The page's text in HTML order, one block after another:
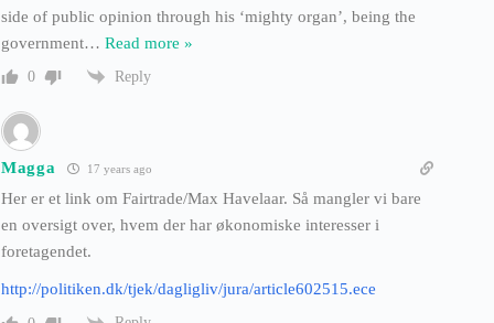
side of public opinion through his ‘mighty organ’, being the
government… Read more »
0 Reply
Magga 17 years ago
Her er et link om Fairtrade/Max Havelaar. Så mangler vi bare
en oversigt over, hvem der har økonomiske interesser i
foretagendet.
http://politiken.dk/tjek/dagligliv/jura/article602515.ece